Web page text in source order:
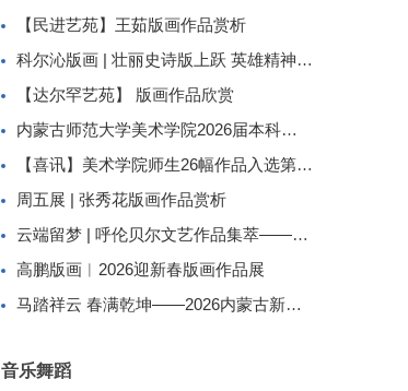
【民进艺苑】王茹版画作品赏析
科尔沁版画 | 壮丽史诗版上跃 英雄精神画中传
【达尔罕艺苑】 版画作品欣赏
内蒙古师范大学美术学院2026届本科生毕业作品展美术学专业（版画方向）
【喜讯】美术学院师生26幅作品入选第二届内蒙古自治区小版画暨藏书票展
周五展 | 张秀花版画作品赏析
云端留梦 | 呼伦贝尔文艺作品集萃——姜识民版画选登
高鹏版画︱2026迎新春版画作品展
马踏祥云 春满乾坤——2026内蒙古新春民间工艺美术线上展（三）
音乐舞蹈